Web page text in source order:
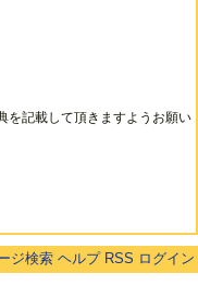
を記載して頂きますようお願い
ジ検索 ヘルプ RSS ログイン